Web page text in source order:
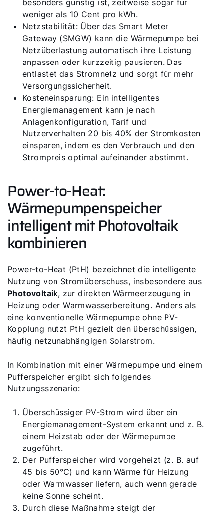
besonders günstig ist, zeitweise sogar für
weniger als 10 Cent pro kWh.
Netzstabilität: Über das Smart Meter
Gateway (SMGW) kann die Wärmepumpe bei
Netzüberlastung automatisch ihre Leistung
anpassen oder kurzzeitig pausieren. Das
entlastet das Stromnetz und sorgt für mehr
Versorgungssicherheit.
Kosteneinsparung: Ein intelligentes
Energiemanagement kann je nach
Anlagenkonfiguration, Tarif und
Nutzerverhalten 20 bis 40% der Stromkosten
einsparen, indem es den Verbrauch und den
Strompreis optimal aufeinander abstimmt.
Power-to-Heat:
Wärmepumpenspeicher
intelligent mit Photovoltaik
kombinieren
Power-to-Heat (PtH) bezeichnet die intelligente
Nutzung von Stromüberschuss, insbesondere aus
Photovoltaik, zur direkten Wärme­erzeugung in
Heizung oder Warmwasser­bereitung. Anders als
eine konventionelle Wärmepumpe ohne PV-
Kopplung nutzt PtH gezielt den überschüssigen,
häufig netzunabhängigen Solarstrom.
In Kombination mit einer Wärmepumpe und einem
Pufferspeicher ergibt sich folgendes
Nutzungsszenario:
Überschüssiger PV-Strom wird über ein
Energiemanagement-System erkannt und z. B.
einem Heizstab oder der Wärmepumpe
zugeführt.
Der Pufferspeicher wird vorgeheizt (z. B. auf
45 bis 50°C) und kann Wärme für Heizung
oder Warmwasser liefern, auch wenn gerade
keine Sonne scheint.
Durch diese Maßnahme steigt der
5 Jahre Garantie
Karriere
Privatkunden-Downloads